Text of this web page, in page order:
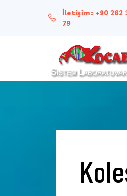
İletişim: +90 262
79